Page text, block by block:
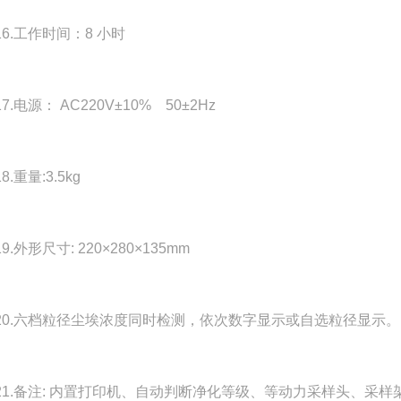
作时间：8 小时
源： AC220V±10% 50±2Hz
量:3.5kg
形尺寸: 220×280×135mm
档粒径尘埃浓度同时检测，依次数字显示或自选粒径显示。
注: 内置打印机、自动判断净化等级、等动力采样头、采样